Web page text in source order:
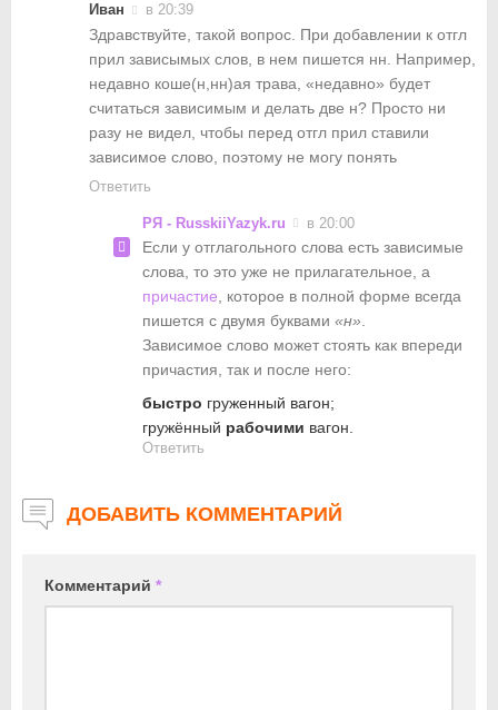
Иван в 20:39
Здравствуйте, такой вопрос. При добавлении к отгл
прил зависымых слов, в нем пишется нн. Например,
недавно коше(н,нн)ая трава, «недавно» будет
считаться зависимым и делать две н? Просто ни
разу не видел, чтобы перед отгл прил ставили
зависимое слово, поэтому не могу понять
Ответить
РЯ - RusskiiYazyk.ru в 20:00
Если у отглагольного слова есть зависимые
слова, то это уже не прилагательное, а
причастие , которое в полной форме всегда
пишется с двумя буквами «н»
Зависимое слово может стоять как впереди
причастия, так и после него:
быстро груженный вагон;
гружённый рабочими вагон.
Ответить
ДОБАВИТЬ КОММЕНТАРИЙ
Комментарий *